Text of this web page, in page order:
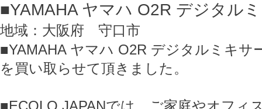
■YAMAHA ヤマハ O2R デジタル
地域：大阪府 守口市
■YAMAHA ヤマハ O2R デジタルミキサ
を買い取らせて頂きました。